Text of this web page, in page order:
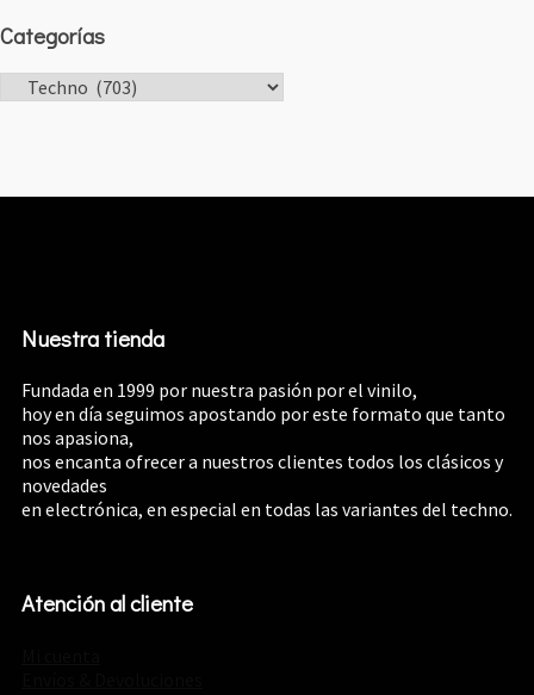
Categorías
Nuestra tienda
Fundada en 1999 por nuestra pasión por el vinilo,
hoy en día seguimos apostando por este formato que tanto
nos apasiona,
nos encanta ofrecer a nuestros clientes todos los clásicos y
novedades
en electrónica, en especial en todas las variantes del techno.
Atención al cliente